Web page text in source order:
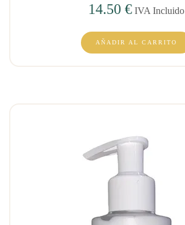
14.50 € IVA Incluido
AÑADIR AL CARRITO